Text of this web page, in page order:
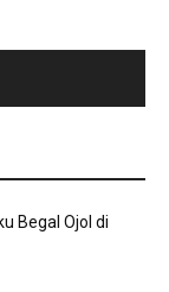
Begal Ojol di